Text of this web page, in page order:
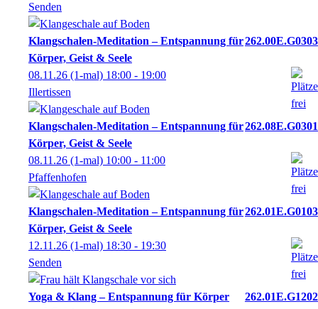
Senden
Klangschalen-Meditation – Entspannung für
Körper, Geist & Seele
262.00E.G0303
08.11.26 (1-mal) 18:00 - 19:00
Illertissen
Klangschalen-Meditation – Entspannung für
Körper, Geist & Seele
262.08E.G0301
08.11.26 (1-mal) 10:00 - 11:00
Pfaffenhofen
Klangschalen-Meditation – Entspannung für
Körper, Geist & Seele
262.01E.G0103
12.11.26 (1-mal) 18:30 - 19:30
Senden
Yoga & Klang – Entspannung für Körper
262.01E.G1202